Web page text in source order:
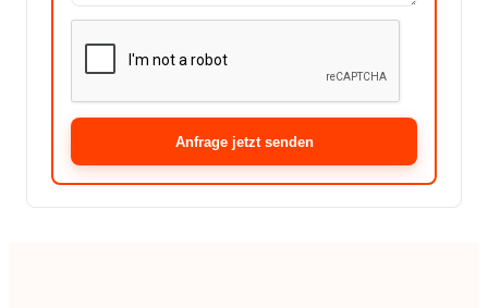
Anfrage jetzt senden